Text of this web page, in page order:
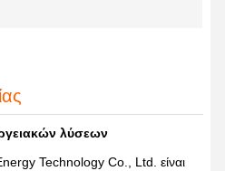
λύσεων
Technology Co., Ltd. είναι